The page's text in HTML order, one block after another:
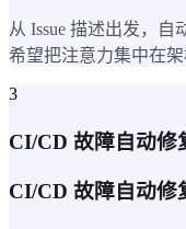
从 Issue 描述出发，
希望把注意力集中在
3
CI/CD 故障自动修
CI/CD 故障自动修